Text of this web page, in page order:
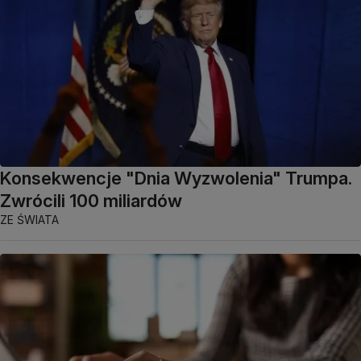
Konsekwencje "Dnia Wyzwolenia" Trumpa.
Zwrócili 100 miliardów
ZE ŚWIATA